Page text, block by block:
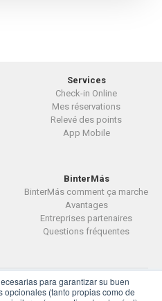
para garantizar su buen
(tanto propias como de
Services
Check-in Online
Mes réservations
Relevé des points
App Mobile
BinterMás
BinterMás comment ça marche
Avantages
Entreprises partenaires
Questions fréquentes